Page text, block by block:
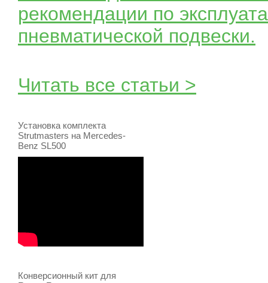
рекомендации по
пневматической подвески.
Читать все статьи >
Установка комплекта
Strutmasters на Mercedes-
Benz SL500
Конверсионный кит для